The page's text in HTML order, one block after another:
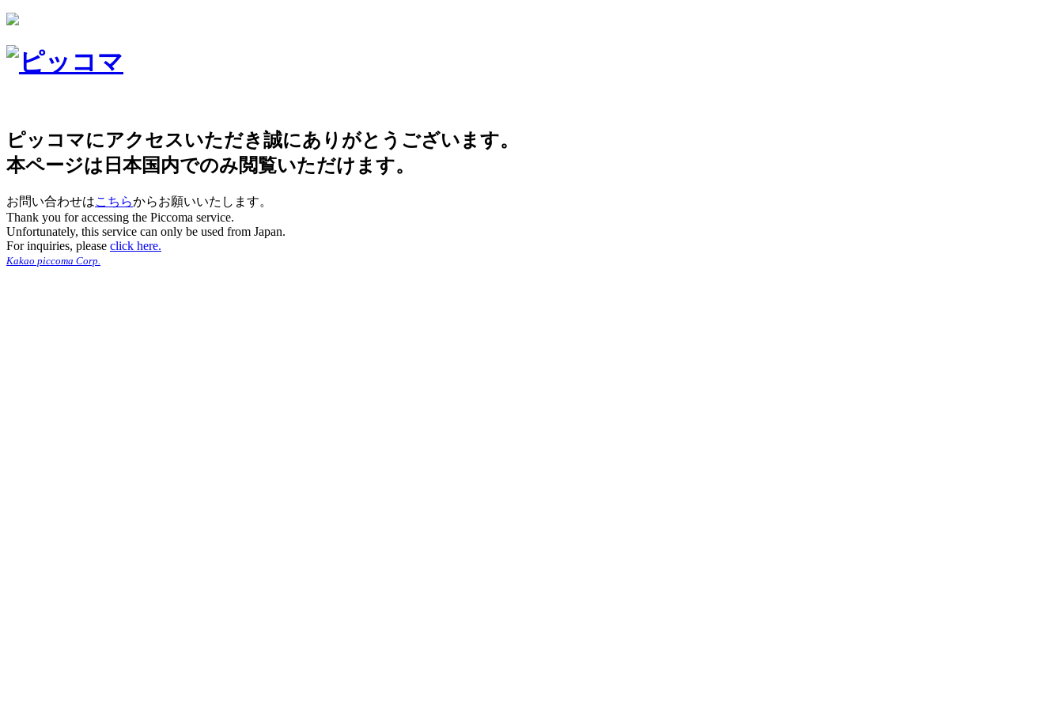
ピッコマにアクセスいただき誠にありがとうございます。
本ページは日本国内でのみ閲覧いただけます。
お問い合わせはこちらからお願いいたします。
Thank you for accessing the Piccoma service.
Unfortunately, this service can only be used from Japan.
For inquiries, please click here.
Kakao piccoma Corp.